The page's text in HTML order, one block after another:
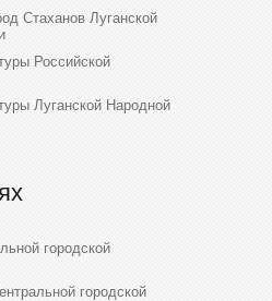
Стаханов Луганской
Российской
Луганской Народной
городской
городской